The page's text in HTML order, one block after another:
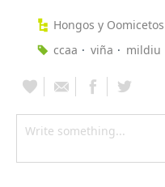
Hongos y Oomicetos
ccaa
viña mildiu